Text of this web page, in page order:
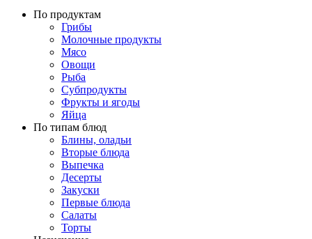
По продуктам
Грибы
Молочные продукты
Мясо
Овощи
Рыба
Субпродукты
Фрукты и ягоды
Яйца
По типам блюд
Блины, оладьи
Вторые блюда
Выпечка
Десерты
Закуски
Первые блюда
Салаты
Торты